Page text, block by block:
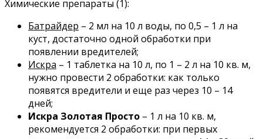
Химические препараты (1):
Батрайдер – 2 мл на 10 л воды, по 0,5 – 1 л на
куст, достаточно одной обработки при
появлении вредителей;
Искра – 1 таблетка на 10 л, по 1 – 2 л на 10 кв. м,
нужно провести 2 обработки: как только
появятся вредители и еще раз через 10 – 14
дней;
Искра Золотая Просто – 1 л на 10 кв. м,
рекомендуется 2 обработки: при первых